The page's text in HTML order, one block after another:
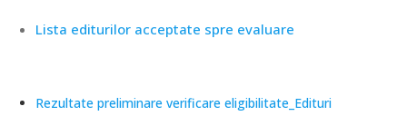
Lista editurilor acceptate spre evaluare
Rezultate preliminare verificare eligibilitate_Edituri